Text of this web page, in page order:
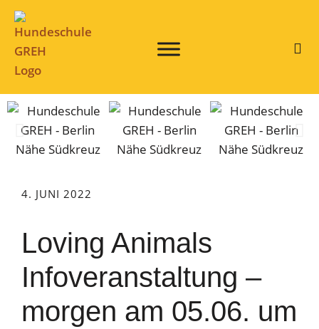
4. JUNI 2022
Loving Animals
Infoveranstaltung –
morgen am 05.06. um